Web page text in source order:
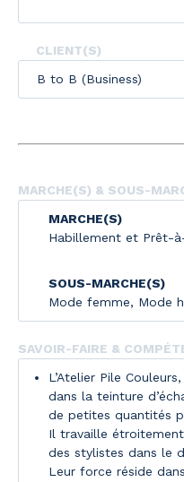
CLIENT(S)
B to B (Business)
MARCHE(S) & SOUS-
MARCHE(S)
Habillement et Prêt-
SOUS-MARCHE(S)
Mode femme, Mode
SAVOIR-FAIRE &
L’Atelier Pile
dans la teinture
de petites quantités
Il travaille
des stylistes dans le
Leur force réside